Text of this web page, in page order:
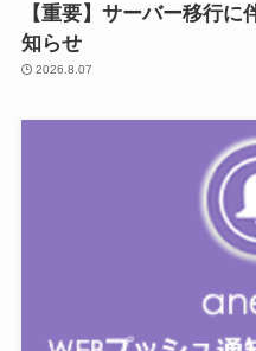
【重要】サーバー移行
知らせ
2026.8.07